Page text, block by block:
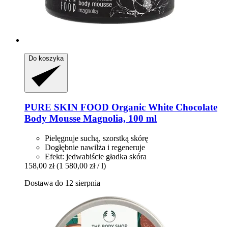
Do koszyka
PURE SKIN FOOD Organic White Chocolate
Body Mousse Magnolia, 100 ml
Pielęgnuje suchą, szorstką skórę
Dogłębnie nawilża i regeneruje
Efekt: jedwabiście gładka skóra
158,00 zł (1 580,00 zł / l)
Dostawa do 12 sierpnia